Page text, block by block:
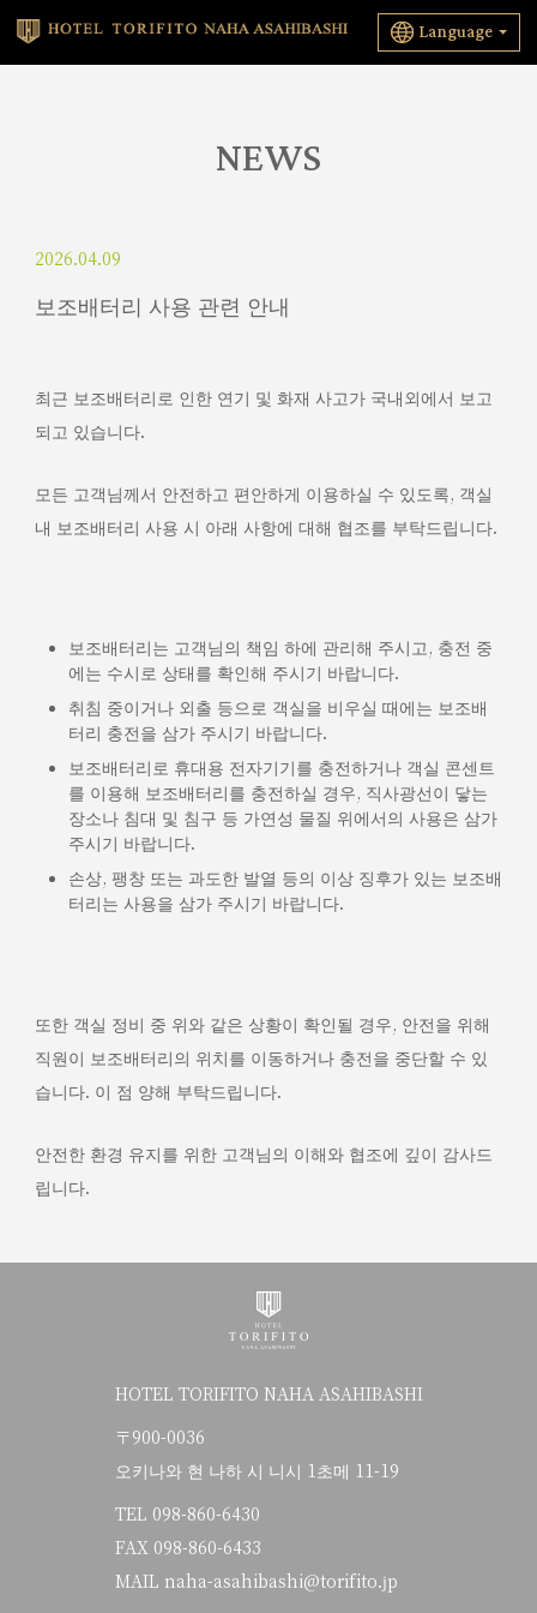
Language
NEWS
2026.04.09
보조배터리 사용 관련 안내
최근 보조배터리로 인한 연기 및 화재 사고가 국내외에서 보고
되고 있습니다.
모든 고객님께서 안전하고 편안하게 이용하실 수 있도록, 객실
내 보조배터리 사용 시 아래 사항에 대해 협조를 부탁드립니다.
보조배터리는 고객님의 책임 하에 관리해 주시고, 충전 중
에는 수시로 상태를 확인해 주시기 바랍니다.
취침 중이거나 외출 등으로 객실을 비우실 때에는 보조배
터리 충전을 삼가 주시기 바랍니다.
보조배터리로 휴대용 전자기기를 충전하거나 객실 콘센트
를 이용해 보조배터리를 충전하실 경우, 직사광선이 닿는
장소나 침대 및 침구 등 가연성 물질 위에서의 사용은 삼가
주시기 바랍니다.
손상, 팽창 또는 과도한 발열 등의 이상 징후가 있는 보조배
터리는 사용을 삼가 주시기 바랍니다.
또한 객실 정비 중 위와 같은 상황이 확인될 경우, 안전을 위해
직원이 보조배터리의 위치를 이동하거나 충전을 중단할 수 있
습니다. 이 점 양해 부탁드립니다.
안전한 환경 유지를 위한 고객님의 이해와 협조에 깊이 감사드
립니다.
HOTEL TORIFITO NAHA ASAHIBASHI
〒900-0036
오키나와 현 나하 시 니시 1초메 11-19
TEL 098-860-6430
FAX 098-860-6433
MAIL naha-asahibashi@torifito.jp